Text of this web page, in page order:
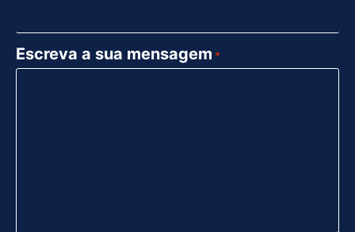
Escreva a sua mensagem *